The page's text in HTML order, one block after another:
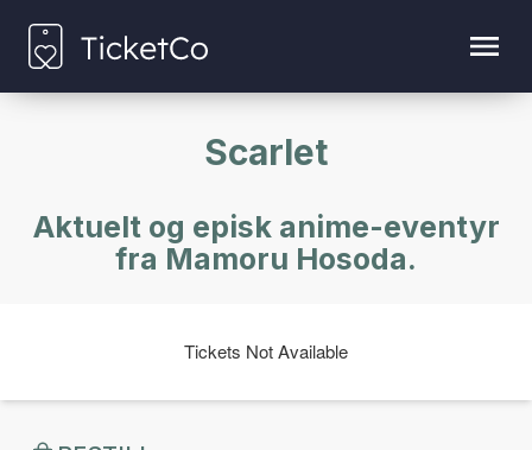
Scarlet
Aktuelt og episk anime-eventyr
fra Mamoru Hosoda.
Tickets Not Available